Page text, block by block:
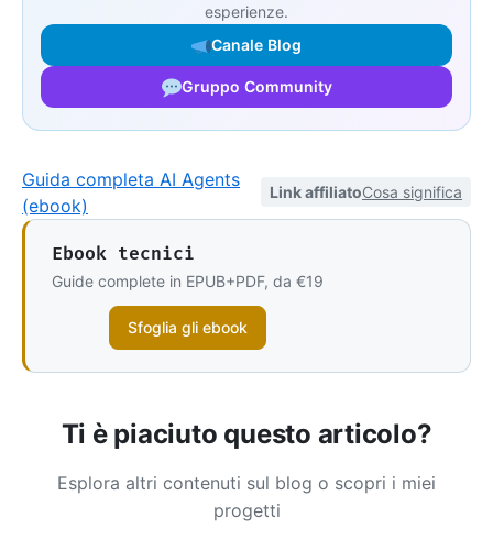
esperienze.
Canale Blog
Gruppo Community
Guida completa AI Agents
(ebook)
Link affiliatoCosa significa
Ebook tecnici
Guide complete in EPUB+PDF, da €19
Sfoglia gli ebook
Ti è piaciuto questo articolo?
Esplora altri contenuti sul blog o scopri i miei
progetti